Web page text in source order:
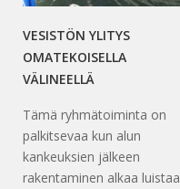
VESISTÖN YLITYS
OMATEKOISELLA
VÄLINEELLÄ
Tämä ryhmätoiminta on
palkitsevaa kun alun
kankeuksien jälkeen
rakentaminen alkaa luistaa